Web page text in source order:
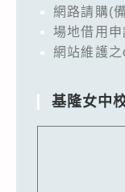
網路請購(
場地借用申
網站維護
基隆女中